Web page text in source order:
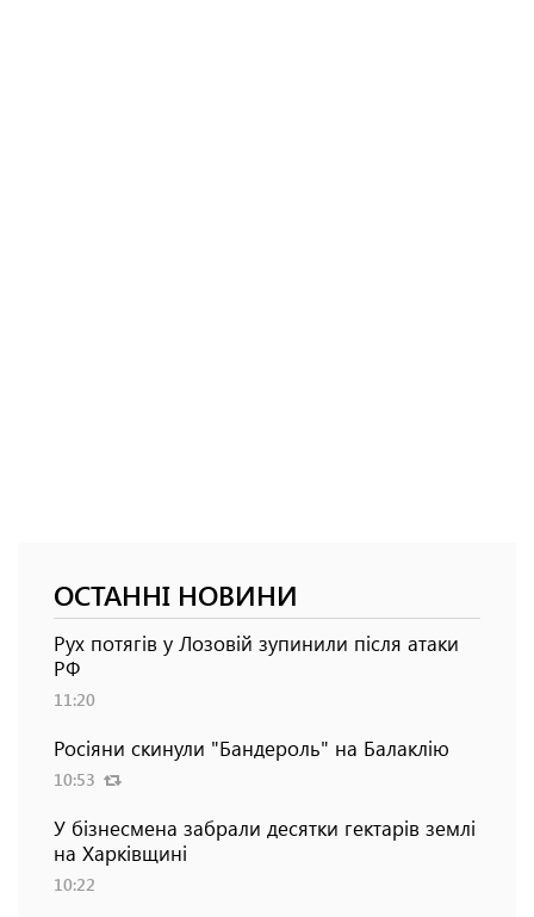
ОСТАННІ НОВИНИ
Рух потягів у Лозовій зупинили після атаки
РФ
11:20
Росіяни скинули "Бандероль" на Балаклію
10:53
У бізнесмена забрали десятки гектарів землі
на Харківщині
10:22